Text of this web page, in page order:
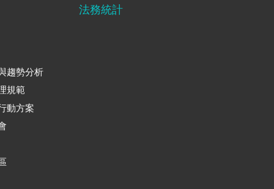
趨勢分析
規範
動方案
法務統計